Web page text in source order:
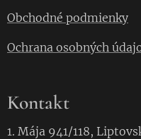
Obchodné podmienky
Ochrana osobných
Kontakt
1. Mája 941/118,